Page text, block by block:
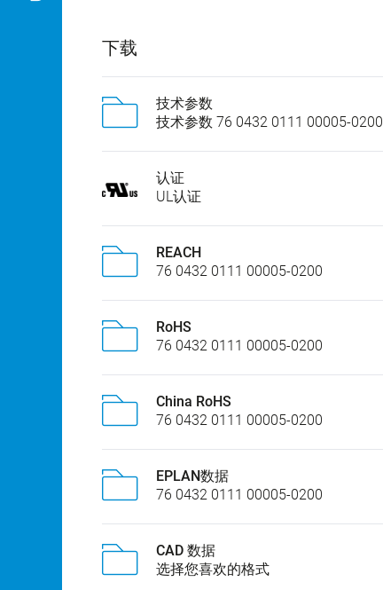
下载
技术参数
技术参数 76 0432 0111 00005-0200
认证
UL认证
REACH
76 0432 0111 00005-0200
RoHS
76 0432 0111 00005-0200
China RoHS
76 0432 0111 00005-0200
EPLAN数据
76 0432 0111 00005-0200
CAD 数据
选择您喜欢的格式